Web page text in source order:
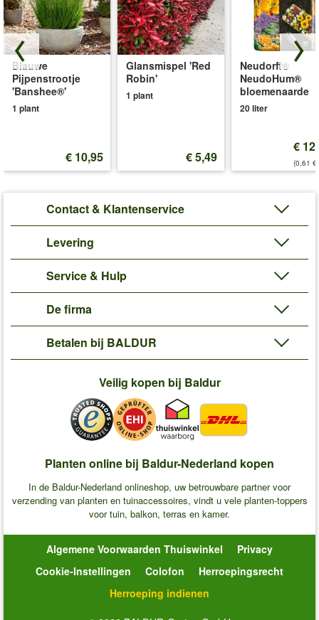
Blauwe
Pijpenstrootje
'Banshee®'
1 plant
€ 10,95
Glansmispel 'Red
Robin'
1 plant
€ 5,49
Neudorff®
NeudoHum®
bloemenaarde
20 liter
€
(0,61
Contact & Klantenservice
Levering
Service & Hulp
De firma
Betalen bij BALDUR
Veilig kopen bij Baldur
Planten online bij Baldur-Nederland kopen
In de Baldur-Nederland onlineshop, uw betrouwbare partner voor
verzending van planten en tuinaccessoires, vindt u vele planten-toppers
voor tuin, balkon, terras en kamer.
Algemene Voorwaarden Thuiswinkel
Privacy
Cookie-Instellingen
Colofon
Herroepingsrecht
Herroeping indienen